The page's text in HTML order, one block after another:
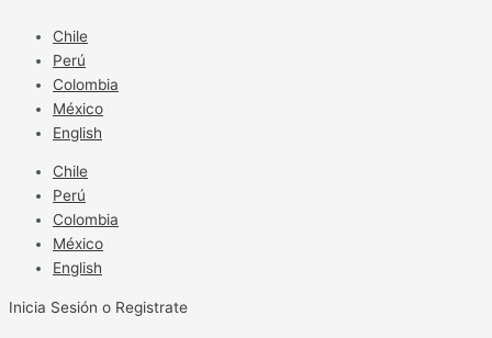
contenido
Chile
Perú
Colombia
México
English
Chile
Perú
Colombia
México
English
Inicia Sesión o Registrate